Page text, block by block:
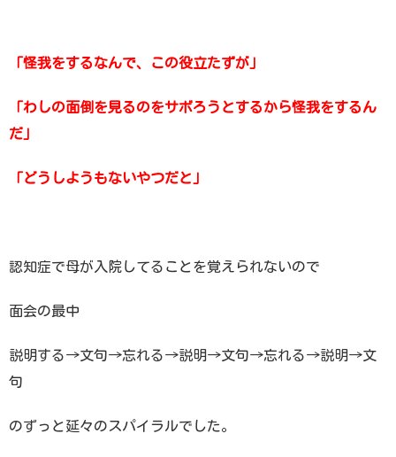
「怪我をするなんで、この役立たずが」
「わしの面倒を見るのをサボろうとするから怪我をするん
だ」
「どうしようもないやつだと」
認知症で母が入院してることを覚えられないので
面会の最中
説明する→文句→忘れる→説明→文句→忘れる→説明→文
句
のずっと延々のスパイラルでした。